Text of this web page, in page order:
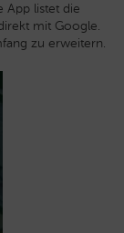
App listet die
mit Google.
zu erweitern.